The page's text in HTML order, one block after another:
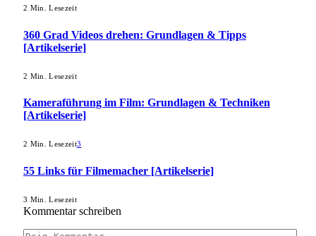
2 Min. Lesezeit
360 Grad Videos drehen: Grundlagen & Tipps
[Artikelserie]
2 Min. Lesezeit
Kameraführung im Film: Grundlagen & Techniken
[Artikelserie]
2 Min. Lesezeit3
55 Links für Filmemacher [Artikelserie]
3 Min. Lesezeit
Kommentar schreiben